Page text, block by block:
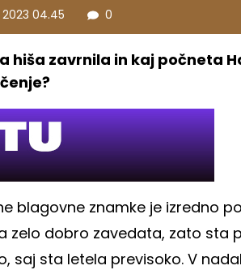
2023 04.45 0
hiša zavrnila in kaj počneta
blagovne znamke je izredno
zelo dobro zavedata, zato sta
saj sta letela previsoko. V